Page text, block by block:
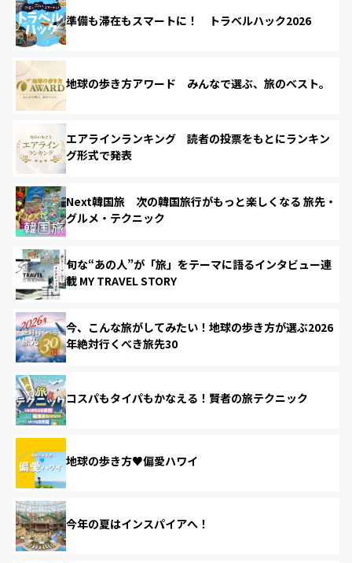
準備も滞在もスマートに！ トラベルハック2026
地球の歩き方アワード みんなで選ぶ、旅のベスト。
エアラインランキング 読者の投票をもとにランキン
グ形式で発表
Next韓国旅 次の韓国旅行がもっと楽しくなる 旅先・
グルメ・テクニック
旬な“あの人”が「旅」をテーマに語るインタビュー連
載 MY TRAVEL STORY
今、こんな旅がしてみたい！地球の歩き方が選ぶ2026
年絶対行くべき旅先30
コスパもタイパもかなえる！賢者の旅テクニック
地球の歩き方♥偏愛ハワイ
今年の夏はインスパイアへ！